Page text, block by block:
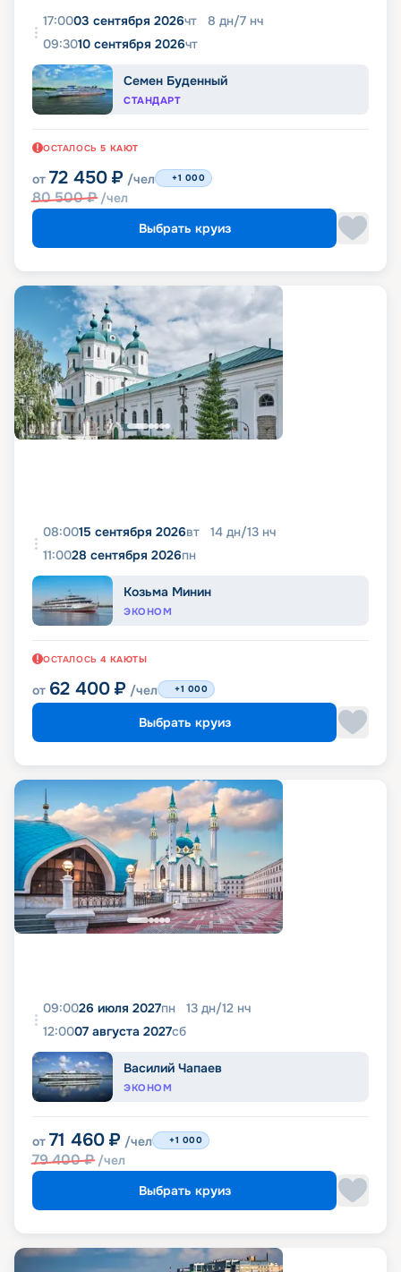
17:0003 сентября 2026чт 8 дн/7 нч
09:3010 сентября 2026чт
Семен Буденный
СТАНДАРТ
ОСТАЛОСЬ 5 КАЮТ
от 72 450 ₽ /чел
80 500₽ /чел
+1 000
Выбрать круиз
08:0015 сентября 2026вт 14 дн/13 нч
11:0028 сентября 2026пн
Козьма Минин
ЭКОНОМ
ОСТАЛОСЬ 4 КАЮТЫ
от 62 400 ₽ /чел +1 000
Выбрать круиз
09:0026 июля 2027пн 13 дн/12 нч
12:0007 августа 2027сб
Василий Чапаев
ЭКОНОМ
от 71 460 ₽ /чел
79 400₽ /чел
+1 000
Выбрать круиз